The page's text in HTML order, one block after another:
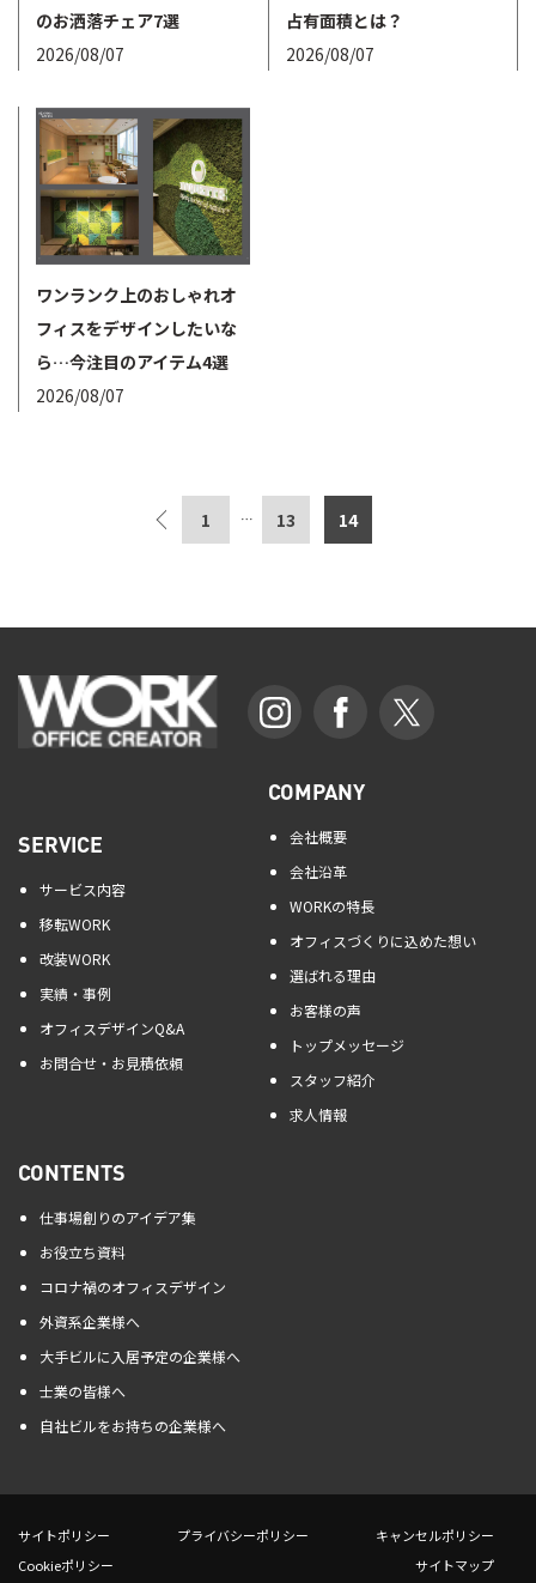
のお洒落チェア7選
2026/08/07
占有面積とは？
2026/08/07
ワンランク上のおしゃれオ
フィスをデザインしたいな
ら…今注目のアイテム4選
2026/08/07
1 … 13 14
SERVICE
サービス内容
移転WORK
改装WORK
実績・事例
オフィスデザインQ&A
お問合せ・お見積依頼
COMPANY
会社概要
会社沿革
WORKの特長
オフィスづくりに込めた想い
選ばれる理由
お客様の声
トップメッセージ
スタッフ紹介
求人情報
CONTENTS
仕事場創りのアイデア集
お役立ち資料
コロナ禍のオフィスデザイン
外資系企業様へ
大手ビルに入居予定の企業様へ
士業の皆様へ
自社ビルをお持ちの企業様へ
サイトポリシー プライバシーポリシー
キャンセルポリシー
Cookieポリシー
サイトマップ